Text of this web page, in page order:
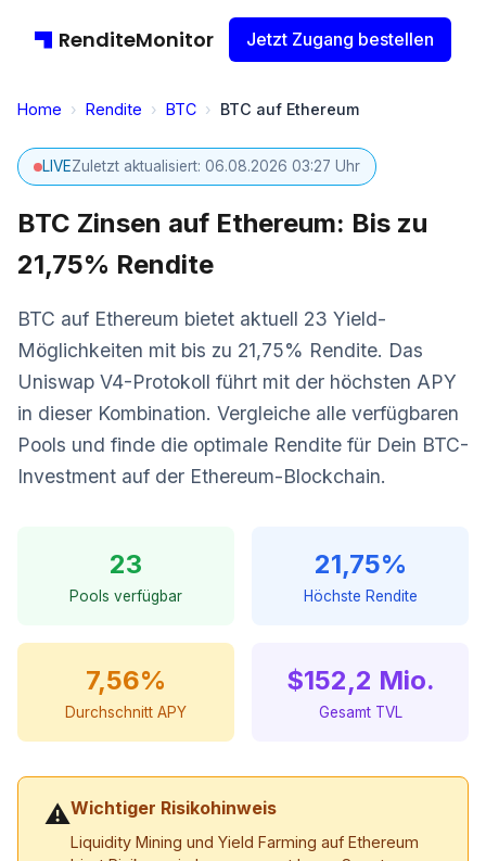
RenditeMonitor Jetzt Zugang bestellen
Home › Rendite › BTC › BTC auf Ethereum
LIVEZuletzt aktualisiert: 06.08.2026 03:27 Uhr
BTC Zinsen auf Ethereum: Bis zu
21,75% Rendite
BTC auf Ethereum bietet aktuell 23 Yield-
Möglichkeiten mit bis zu 21,75% Rendite. Das
Uniswap V4-Protokoll führt mit der höchsten APY
in dieser Kombination. Vergleiche alle verfügbaren
Pools und finde die optimale Rendite für Dein BTC-
Investment auf der Ethereum-Blockchain.
23
Pools verfügbar
21,75%
Höchste Rendite
7,56%
Durchschnitt APY
$152,2 Mio.
Gesamt TVL
⚠Wichtiger Risikohinweis
Liquidity Mining und Yield Farming auf Ethereum